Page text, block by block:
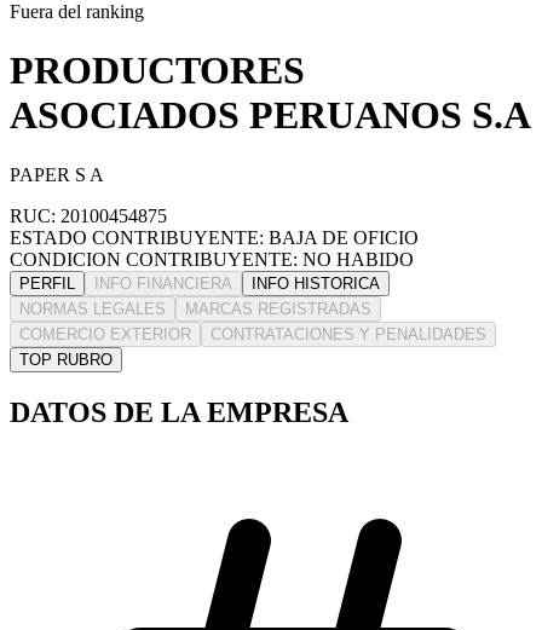
Fuera del ranking
PRODUCTORES
ASOCIADOS PERUANOS S.A
PAPER S A
RUC: 20100454875
ESTADO CONTRIBUYENTE: BAJA DE OFICIO
CONDICION CONTRIBUYENTE: NO HABIDO
PERFIL INFO FINANCIERA
INFO HISTORICA
NORMAS LEGALES
MARCAS REGISTRADAS
COMERCIO EXTERIOR
CONTRATACIONES Y PENALIDADES
TOP RUBRO
DATOS DE LA EMPRESA